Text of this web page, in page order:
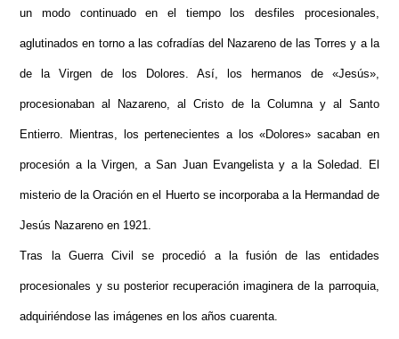
un modo continuado en el tiempo los desfiles procesionales,
aglutinados en torno a las cofradías del Nazareno de las Torres y a la
de la Virgen de los Dolores. Así, los hermanos de «Jesús»,
procesionaban al Nazareno, al Cristo de la Columna y al Santo
Entierro. Mientras, los pertenecientes a los «Dolores» sacaban en
procesión a la Virgen, a San Juan Evangelista y a la Soledad. El
misterio de la Oración en el Huerto se incorporaba a la Hermandad de
Jesús Nazareno en 1921.
Tras la Guerra Civil se procedió a la fusión de las entidades
procesionales y su posterior recuperación imaginera de la parroquia,
adquiriéndose las imágenes en los años cuarenta.